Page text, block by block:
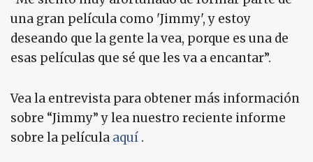
una gran película como 'Jimmy', y estoy
deseando que la gente la vea, porque es una de
esas películas que sé que les va a encantar”.
Vea la entrevista para obtener más información
sobre “Jimmy” y lea nuestro reciente informe
sobre la película aquí .